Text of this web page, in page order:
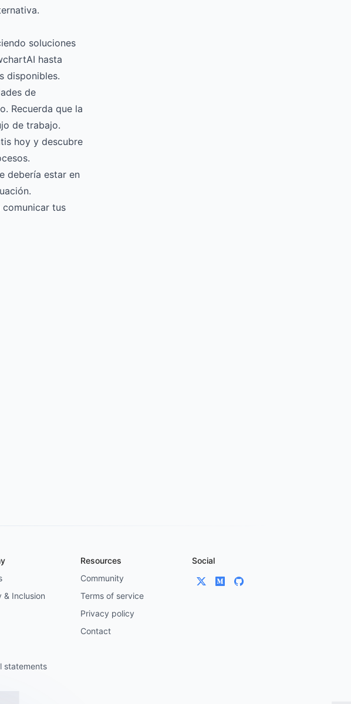
soluciones
hasta
disponibles.
de
Recuerda que la
de trabajo.
hoy y descubre
debería estar en
comunicar tus
& Inclusion
statements
Resources
Community
Terms of service
Privacy policy
Contact
Social